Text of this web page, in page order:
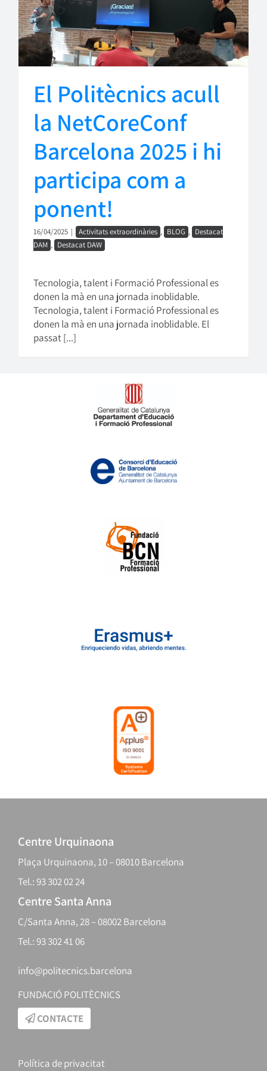
El Politècnics acull
la NetCoreConf
Barcelona 2025 i hi
participa com a
ponent!
16/04/2025 | Activitats extraordinàries , BLOG , Destacat
DAM , Destacat DAW
Tecnologia, talent i Formació Professional es
donen la mà en una jornada inoblidable.
Tecnologia, talent i Formació Professional es
donen la mà en una jornada inoblidable. El
passat [...]
Centre Urquinaona
Plaça Urquinaona, 10 – 08010 Barcelona
Tel.: 93 302 02 24
Centre Santa Anna
C/Santa Anna, 28 – 08002 Barcelona
Tel.: 93 302 41 06
info@politecnics.barcelona
FUNDACIÓ POLITÈCNICS
CONTACTE
Política de privacitat